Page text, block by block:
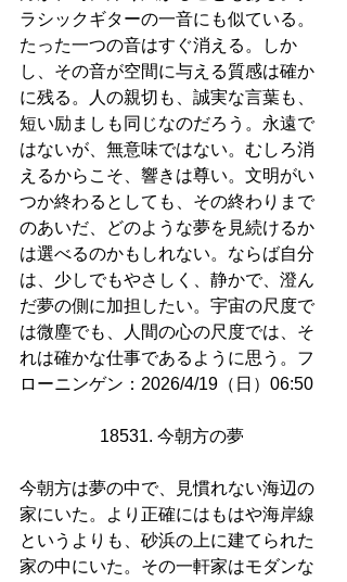
ラシックギターの一音にも似ている。
たった一つの音はすぐ消える。しか
し、その音が空間に与える質感は確か
に残る。人の親切も、誠実な言葉も、
短い励ましも同じなのだろう。永遠で
はないが、無意味ではない。むしろ消
えるからこそ、響きは尊い。文明がい
つか終わるとしても、その終わりまで
のあいだ、どのような夢を見続けるか
は選べるのかもしれない。ならば自分
は、少しでもやさしく、静かで、澄ん
だ夢の側に加担したい。宇宙の尺度で
は微塵でも、人間の心の尺度では、そ
れは確かな仕事であるように思う。フ
ローニンゲン：2026/4/19（日）06:50
18531. 今朝方の夢
今朝方は夢の中で、見慣れない海辺の
家にいた。より正確にはもはや海岸線
というよりも、砂浜の上に建てられた
家の中にいた。その一軒家はモダンな